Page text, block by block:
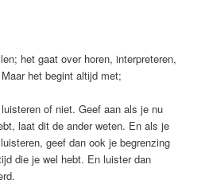
het gaat over horen, interpreteren,
het begint altijd met;
of niet. Geef aan als je nu
laat dit de ander weten. En als je
geef dan ook je begrenzing
die je wel hebt. En luister dan